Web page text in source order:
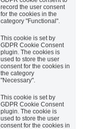
record the user consent
for the cookies in the
category "Functional".
This cookie is set by
GDPR Cookie Consent
plugin. The cookies is
used to store the user
consent for the cookies in
the category
"Necessary".
This cookie is set by
GDPR Cookie Consent
plugin. The cookie is
used to store the user
consent for the cookies in